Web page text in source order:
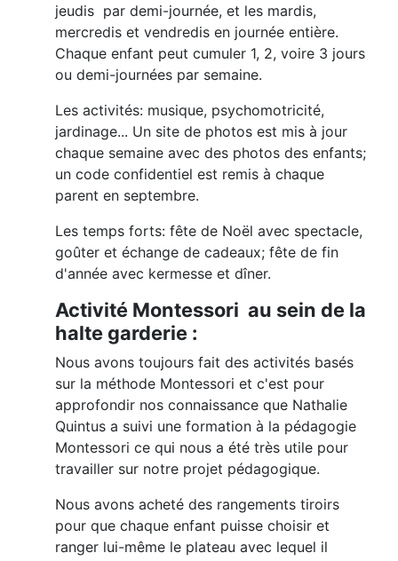
jeudis par demi-journée, et les mardis,
mercredis et vendredis en journée entière.
Chaque enfant peut cumuler 1, 2, voire 3 jours
ou demi-journées par semaine.
Les activités: musique, psychomotricité,
jardinage... Un site de photos est mis à jour
chaque semaine avec des photos des enfants;
un code confidentiel est remis à chaque
parent en septembre.
Les temps forts: fête de Noël avec spectacle,
goûter et échange de cadeaux; fête de fin
d'année avec kermesse et dîner.
Activité Montessori au sein de la
halte garderie :
Nous avons toujours fait des activités basés
sur la méthode Montessori et c'est pour
approfondir nos connaissance que Nathalie
Quintus a suivi une formation à la pédagogie
Montessori ce qui nous a été très utile pour
travailler sur notre projet pédagogique.
Nous avons acheté des rangements tiroirs
pour que chaque enfant puisse choisir et
ranger lui-même le plateau avec lequel il